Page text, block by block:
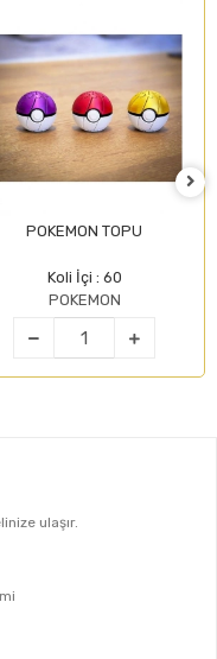
POKEMON TOPU
Koli İçi : 60
POKEMON
ulaşır.